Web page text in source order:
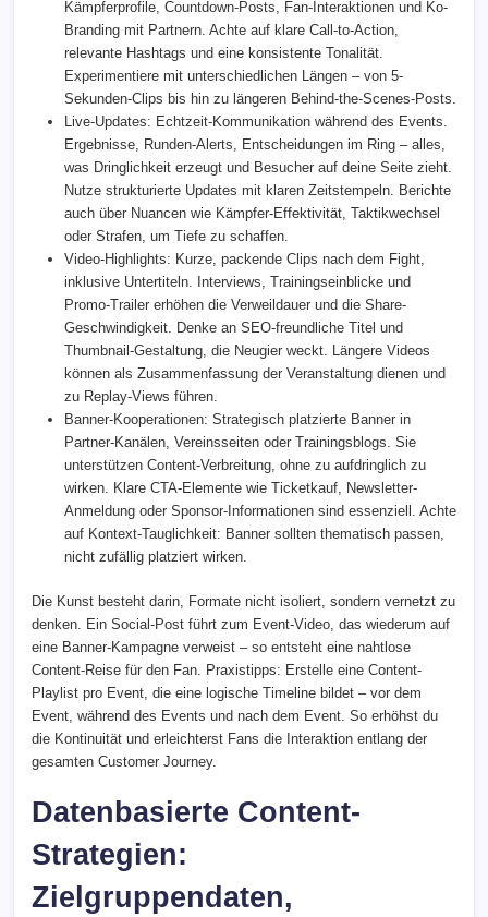
Kämpferprofile, Countdown-Posts, Fan-Interaktionen und Ko-
Branding mit Partnern. Achte auf klare Call-to-Action,
relevante Hashtags und eine konsistente Tonalität.
Experimentiere mit unterschiedlichen Längen – von 5-
Sekunden-Clips bis hin zu längeren Behind-the-Scenes-Posts.
Live-Updates: Echtzeit-Kommunikation während des Events.
Ergebnisse, Runden-Alerts, Entscheidungen im Ring – alles,
was Dringlichkeit erzeugt und Besucher auf deine Seite zieht.
Nutze strukturierte Updates mit klaren Zeitstempeln. Berichte
auch über Nuancen wie Kämpfer-Effektivität, Taktikwechsel
oder Strafen, um Tiefe zu schaffen.
Video-Highlights: Kurze, packende Clips nach dem Fight,
inklusive Untertiteln. Interviews, Trainingseinblicke und
Promo-Trailer erhöhen die Verweildauer und die Share-
Geschwindigkeit. Denke an SEO-freundliche Titel und
Thumbnail-Gestaltung, die Neugier weckt. Längere Videos
können als Zusammenfassung der Veranstaltung dienen und
zu Replay-Views führen.
Banner-Kooperationen: Strategisch platzierte Banner in
Partner-Kanälen, Vereinsseiten oder Trainingsblogs. Sie
unterstützen Content-Verbreitung, ohne zu aufdringlich zu
wirken. Klare CTA-Elemente wie Ticketkauf, Newsletter-
Anmeldung oder Sponsor-Informationen sind essenziell. Achte
auf Kontext-Tauglichkeit: Banner sollten thematisch passen,
nicht zufällig platziert wirken.
Die Kunst besteht darin, Formate nicht isoliert, sondern vernetzt zu
denken. Ein Social-Post führt zum Event-Video, das wiederum auf
eine Banner-Kampagne verweist – so entsteht eine nahtlose
Content-Reise für den Fan. Praxistipps: Erstelle eine Content-
Playlist pro Event, die eine logische Timeline bildet – vor dem
Event, während des Events und nach dem Event. So erhöhst du
die Kontinuität und erleichterst Fans die Interaktion entlang der
gesamten Customer Journey.
Datenbasierte Content-
Strategien:
Zielgruppendaten,